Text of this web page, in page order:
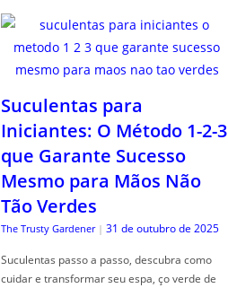
Suculentas para
Iniciantes: O Método 1-2-3
que Garante Sucesso
Mesmo para Mãos Não
Tão Verdes
The Trusty Gardener | 31 de outubro de 2025
Suculentas passo a passo, descubra como
cuidar e transformar seu espa, ço verde de